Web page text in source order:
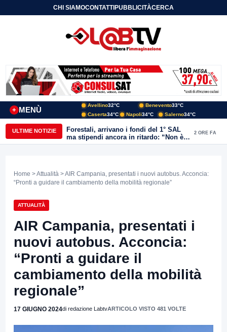
CHI SIAMOCONTATTIPUBBLICITÀCERCA
MENÙ
+
Avellino32°C Benevento33°C
Caserta34°C Napoli34°C Salerno34°C
ULTIME NOTIZIE
Forestali, arrivano i fondi del 1° SAL
ma stipendi ancora in ritardo: “Non è
più sostenibile”
2 ORE FA
Home >Attualità > AIR Campania, presentati i nuovi autobus. Acconcia:
“Pronti a guidare il cambiamento della mobilità regionale”
ATTUALITÀ
AIR Campania, presentati i
nuovi autobus. Acconcia:
“Pronti a guidare il
cambiamento della mobilità
regionale”
17 GIUGNO 2024di redazione LabtvARTICOLO VISTO 481 VOLTE